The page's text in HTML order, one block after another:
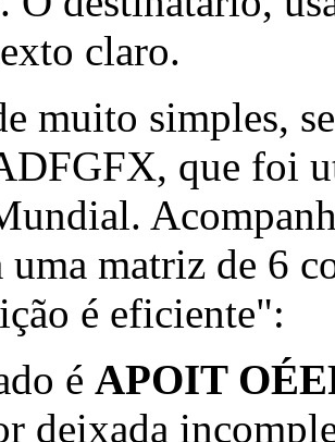
claro.
muito simples,
que foi
matriz de 6
é eficiente":
é APOIT
deixada